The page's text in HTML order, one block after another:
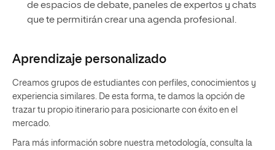
de espacios de debate, paneles de expertos y chats
que te permitirán crear una agenda profesional.
Aprendizaje personalizado
Creamos grupos de estudiantes con perfiles, conocimientos y
experiencia similares. De esta forma, te damos la opción de
trazar tu propio itinerario para posicionarte con éxito en el
mercado.
Para más información sobre nuestra metodología, consulta la